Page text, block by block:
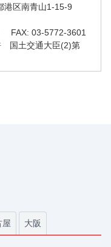
港区南青山1-15-9
FAX: 03-5772-3601
国土交通大臣(2)第
屋 大阪